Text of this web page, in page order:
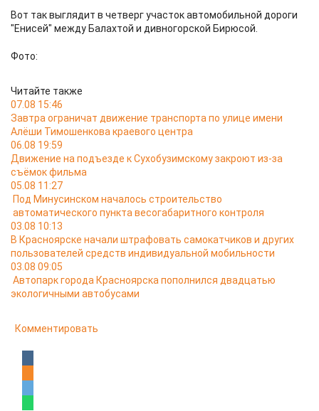
Вот так выглядит в четверг участок автомобильной дороги
"Енисей" между Балахтой и дивногорской Бирюсой.
Фото:
Читайте также
07.08 15:46
Завтра ограничат движение транспорта по улице имени
Алёши Тимошенкова краевого центра
06.08 19:59
Движение на подъезде к Сухобузимскому закроют из-за
съёмок фильма
05.08 11:27
Под Минусинском началось строительство
автоматического пункта весогабаритного контроля
03.08 10:13
В Красноярске начали штрафовать самокатчиков и других
пользователей средств индивидуальной мобильности
03.08 09:05
Автопарк города Красноярска пополнился двадцатью
экологичными автобусами
Комментировать